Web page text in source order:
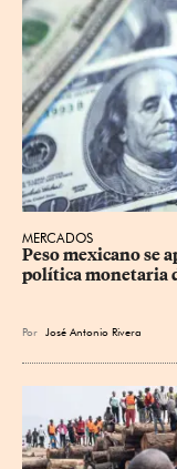
MERCADOS
Peso mexicano se
política monetaria
Por José Antonio Rivera